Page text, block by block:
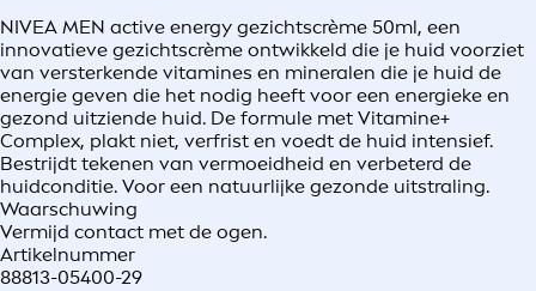
NIVEA MEN active energy gezichtscrème 50ml, een
innovatieve gezichtscrème ontwikkeld die je huid voorziet
van versterkende vitamines en mineralen die je huid de
energie geven die het nodig heeft voor een energieke en
gezond uitziende huid. De formule met Vitamine+
Complex, plakt niet, verfrist en voedt de huid intensief.
Bestrijdt tekenen van vermoeidheid en verbeterd de
huidconditie. Voor een natuurlijke gezonde uitstraling.
Waarschuwing
Vermijd contact met de ogen.
Artikelnummer
88813-05400-29